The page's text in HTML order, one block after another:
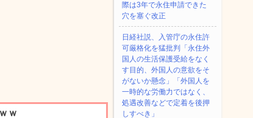
際は3年で永住申請できた
穴を塞ぐ改正
日経社説、入管庁の永住許
可厳格化を猛批判「永住外
国人の生活保護受給をなく
す目的、外国人の意欲をそ
がないか懸念」「外国人を
一時的な労働力ではなく、
処遇改善などで定着を後押
しすべき」